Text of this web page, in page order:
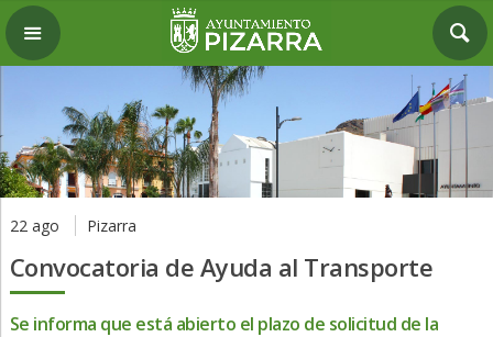
22 ago Pizarra
Convocatoria de Ayuda al Transporte
Se informa que está abierto el plazo de solicitud de la